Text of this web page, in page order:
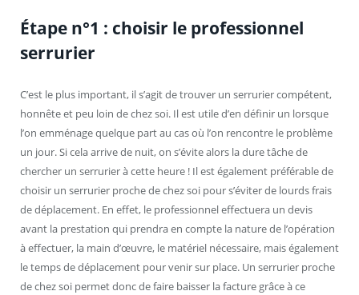
Étape n°1 : choisir le professionnel
serrurier
C’est le plus important, il s’agit de trouver un serrurier compétent,
honnête et peu loin de chez soi. Il est utile d’en définir un lorsque
l’on emménage quelque part au cas où l’on rencontre le problème
un jour. Si cela arrive de nuit, on s’évite alors la dure tâche de
chercher un serrurier à cette heure ! Il est également préférable de
choisir un serrurier proche de chez soi pour s’éviter de lourds frais
de déplacement. En effet, le professionnel effectuera un devis
avant la prestation qui prendra en compte la nature de l’opération
à effectuer, la main d’œuvre, le matériel nécessaire, mais également
le temps de déplacement pour venir sur place. Un serrurier proche
de chez soi permet donc de faire baisser la facture grâce à ce